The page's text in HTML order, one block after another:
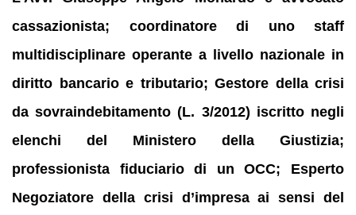
cassazionista; coordinatore di uno staff
multidisciplinare operante a livello nazionale in
diritto bancario e tributario; Gestore della crisi
da sovraindebitamento (L. 3/2012) iscritto negli
elenchi del Ministero della Giustizia;
professionista fiduciario di un OCC; Esperto
Negoziatore della crisi d’impresa ai sensi del